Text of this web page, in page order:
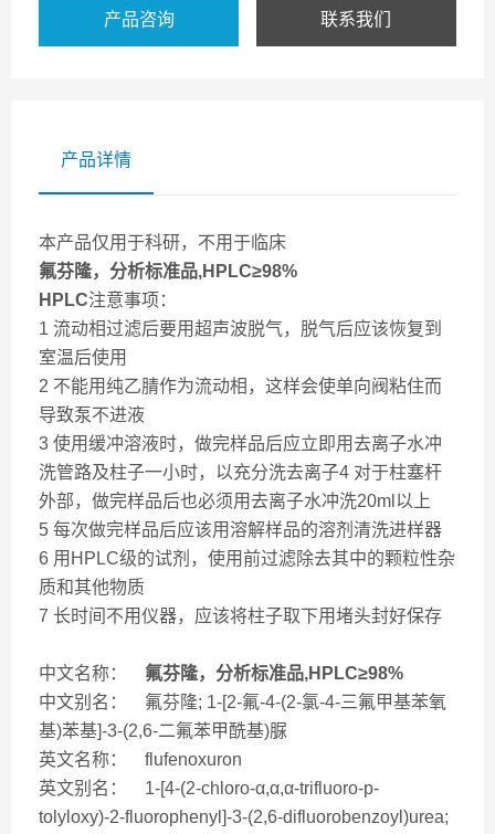
产品咨询 联系我们
产品详情
本产品仅用于科研，不用于临床
氟芬隆，分析标准品,HPLC≥98%
HPLC注意事项：
1 流动相过滤后要用超声波脱气，脱气后应该恢复到
室温后使用
2 不能用纯乙腈作为流动相，这样会使单向阀粘住而
导致泵不进液
3 使用缓冲溶液时，做完样品后应立即用去离子水冲
洗管路及柱子一小时，以充分洗去离子4 对于柱塞杆
外部，做完样品后也必须用去离子水冲洗20ml以上
5 每次做完样品后应该用溶解样品的溶剂清洗进样器
6 用HPLC级的试剂，使用前过滤除去其中的颗粒性杂
质和其他物质
7 长时间不用仪器，应该将柱子取下用堵头封好保存
中文名称： 氟芬隆，分析标准品,HPLC≥98%
中文别名： 氟芬隆; 1-[2-氟-4-(2-氯-4-三氟甲基苯氧
基)苯基]-3-(2,6-二氟苯甲酰基)脲
英文名称： flufenoxuron
英文别名： 1-[4-(2-chloro-α,α,α-trifluoro-p-
tolyloxy)-2-fluorophenyl]-3-(2,6-difluorobenzoyl)urea;